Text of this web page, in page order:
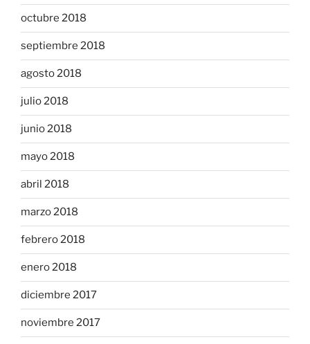
octubre 2018
septiembre 2018
agosto 2018
julio 2018
junio 2018
mayo 2018
abril 2018
marzo 2018
febrero 2018
enero 2018
diciembre 2017
noviembre 2017